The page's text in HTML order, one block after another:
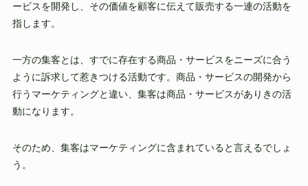
ービスを開発し、その価値を顧客に伝えて販売する一連の活動を
指します。
一方の集客とは、すでに存在する商品・サービスをニーズに合う
ように訴求して惹きつける活動です。商品・サービスの開発から
行うマーケティングと違い、集客は商品・サービスがありきの活
動になります。
そのため、集客はマーケティングに含まれていると言えるでしょ
う。